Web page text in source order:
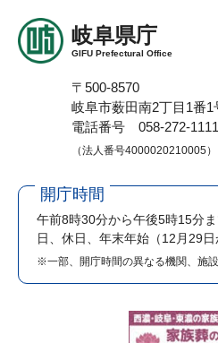
岐阜県庁
GIFU Prefectural Office
〒500-8570
岐阜市薮田南2丁目1番1
電話番号 058-272-1111
（法人番号4000020210005）
開庁時間
午前8時30分から午後5時15分
日、休日、年末年始（12月29日
※一部、開庁時間の異なる機関、施設